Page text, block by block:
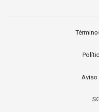
Aviso